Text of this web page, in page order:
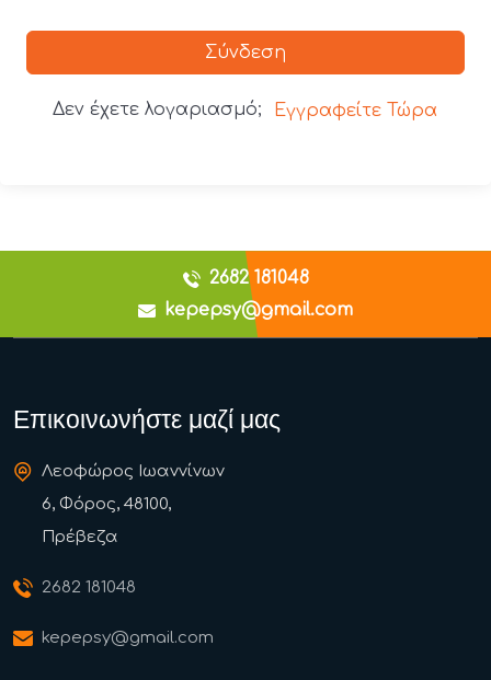
Σύνδεση
Δεν έχετε λογαριασμό; Εγγραφείτε Τώρα
2682 181048
kepepsy@gmail.com
Επικοινωνήστε μαζί μας
Λεοφώρος Ιωαννίνων
6, Φόρος, 48100,
Πρέβεζα
2682 181048
kepepsy@gmail.com